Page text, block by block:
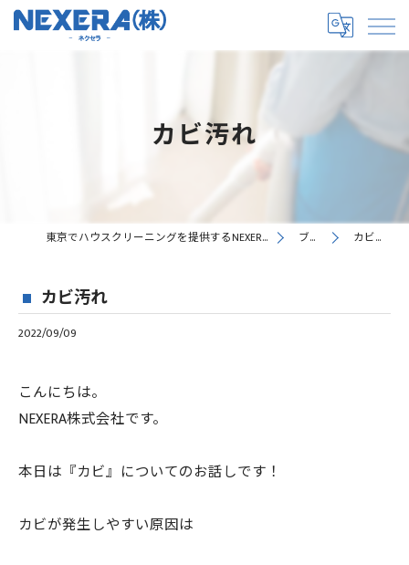
カビ汚れ
東京でハウスクリーニングを提供するNEXERA株式会社 ブログ カビ汚れ
カビ汚れ
2022/09/09
こんにちは。
NEXERA株式会社です。
本日は『カビ』についてのお話しです！
カビが発生しやすい原因は